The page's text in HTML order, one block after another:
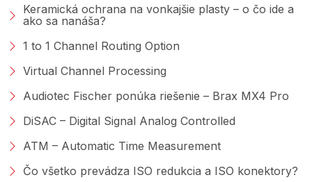
Keramická ochrana na vonkajšie plasty – o čo ide a
ako sa nanáša?
1 to 1 Channel Routing Option
Virtual Channel Processing
Audiotec Fischer ponúka riešenie – Brax MX4 Pro
DiSAC – Digital Signal Analog Controlled
ATM – Automatic Time Measurement
Čo všetko prevádza ISO redukcia a ISO konektory?